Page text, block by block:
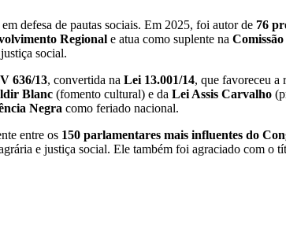
defesa de pautas sociais. Em 2025, foi autor de 76
Regional e atua como suplente na
social.
636/13, convertida na Lei 13.001/14, que favoreceu a
Blanc (fomento cultural) e da Lei Assis Carvalho
Negra como feriado nacional.
entre os 150 parlamentares mais influentes do
e justiça social. Ele também foi agraciado com o